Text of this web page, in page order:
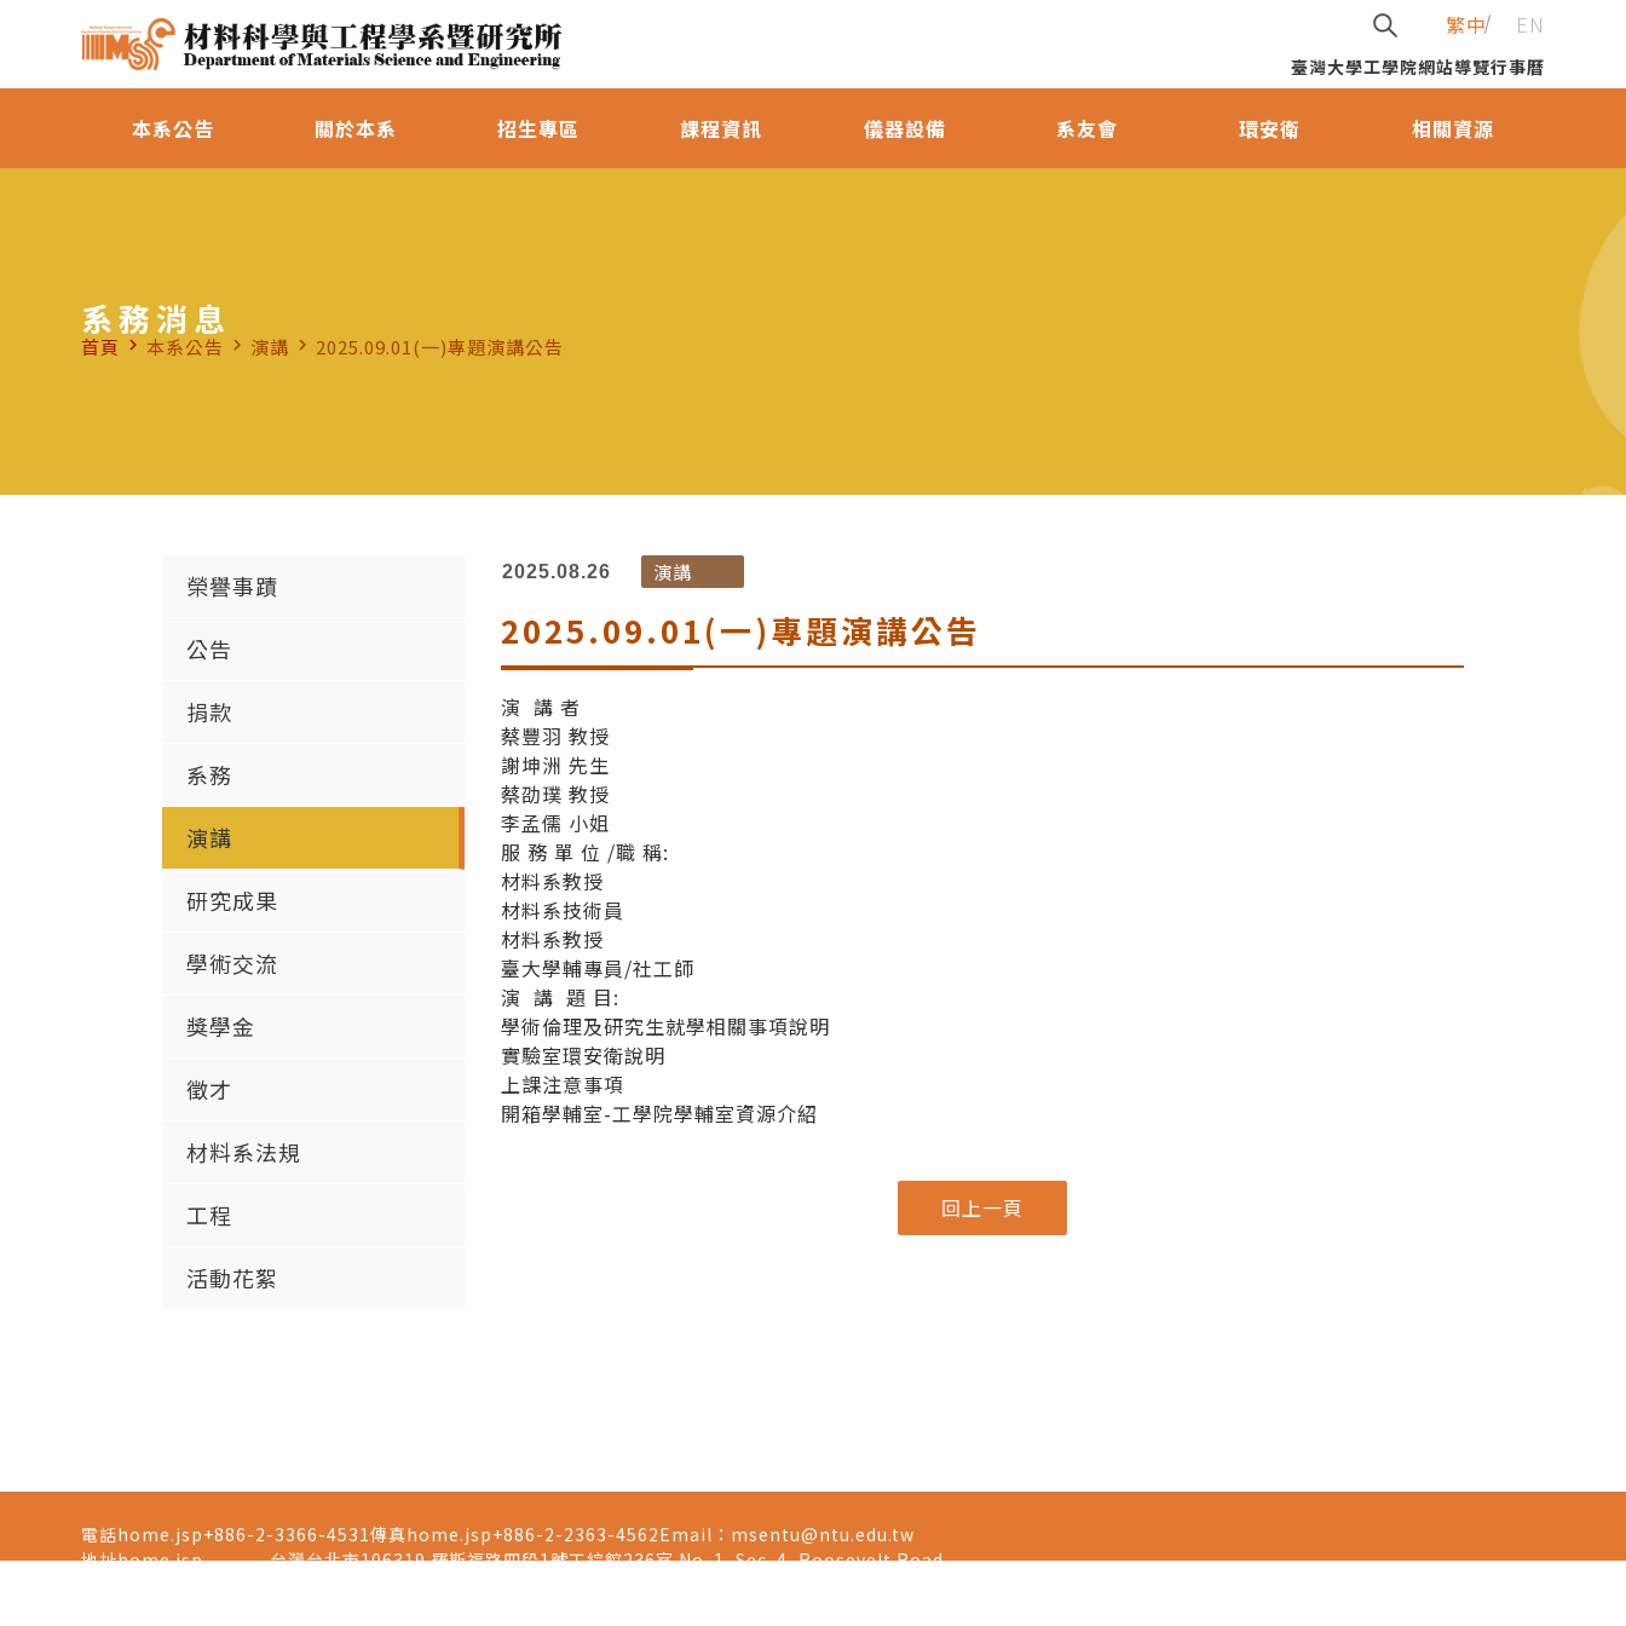
繁中 EN
臺灣大學工學院網站導覽行事曆
本系公告 關於本系 招生專區 課程資訊 儀器設備 系友會 環安衛 相關資源
系務消息
首頁 navigate_next 本系公告 navigate_next 演講 navigate_next 2025.09.01(一)專題演講公告
榮譽事蹟
公告
捐款
系務
演講
研究成果
學術交流
獎學金
徵才
材料系法規
工程
活動花絮
2025.08.26 演講
2025.09.01(一)專題演講公告
演 講 者
蔡豐羽 教授
謝坤洲 先生
蔡劭璞 教授
李孟儒 小姐
服 務 單 位 /職 稱:
材料系教授
材料系技術員
材料系教授
臺大學輔專員/社工師
演 講 題 目:
學術倫理及研究生就學相關事項說明
實驗室環安衛說明
上課注意事項
開箱學輔室-工學院學輔室資源介紹
電話home.jsp+886-2-3366-4531傳真home.jsp+886-2-2363-4562Email： msentu@ntu.edu.tw
地址home.jsp
台灣台北市106319 羅斯福路四段1號工綜館236室 No. 1, Sec. 4, Roosevelt Road,